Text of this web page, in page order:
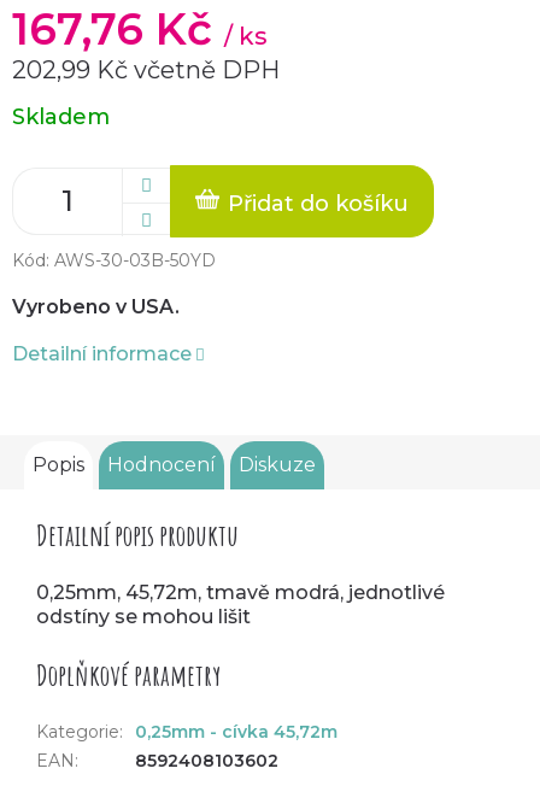
167,76 Kč / ks
202,99 Kč včetně DPH
Měrná
cena:
Skladem
Přidat do košíku
Kód: AWS-30-03B-50YD
Vyrobeno v USA.
Detailní informace
Popis Hodnocení Diskuze
Detailní popis produktu
0,25mm, 45,72m, tmavě modrá, jednotlivé
odstíny se mohou lišit
Doplňkové parametry
Kategorie:
0,25mm - cívka 45,72m
EAN: 8592408103602